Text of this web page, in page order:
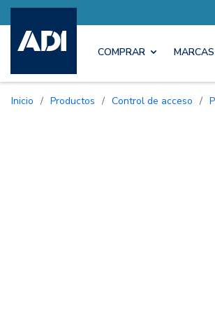
COMPRAR MARCAS
Inicio / Productos / Control de acceso /